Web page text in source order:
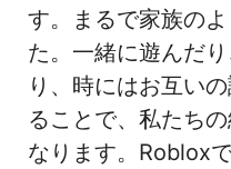
す。まるで家族の
た。一緒に遊んだ
り、時にはお互い
ることで、私たち
なります。Roblox